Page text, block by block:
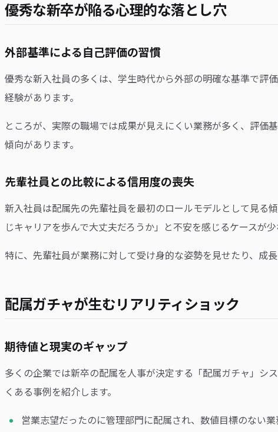
優秀な新卒が陥る心理的な落とし穴
外部基準による自己評価の習慣
優秀な新入社員の多くは、学生時代から外部の明確な基準で評
経験があります。
ところが、実際の職場では成果が見えにくい業務が多く、評価
傾向があります。
先輩社員との比較による信用度の喪失
新入社員は配属先の先輩社員を最初のロールモデルとして見る
じキャリアを歩んで大丈夫だろうか」と不安を感じるケースが少
特に、先輩社員が業務に対して受け身的な姿勢を見せたり、成
配属ガチャが生むリアリティショック
期待値と現実のギャップ
多くの企業では新卒の配属を人事が決定する「配属ガチャ」シ
くある事例を紹介します。
営業志望だったのに管理部門に配属され、数値目標のない